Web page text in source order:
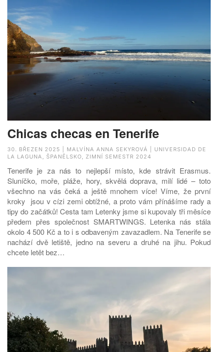
Chicas checas en Tenerife
30. BŘEZEN 2025 | MALVÍNA ANNA SEKYROVÁ | UNIVERSIDAD DE
LA LAGUNA, ŠPANĚLSKO, ZIMNÍ SEMESTR 2024
Tenerife je za nás to nejlepší místo, kde strávit Erasmus.
Sluníčko, moře, pláže, hory, skvělá doprava, milí lidé – toto
všechno na vás čeká a ještě mnohem více! Víme, že první
kroky jsou v cízi zemi obtížné, a proto vám přínášíme rady a
tipy do začátků! Cesta tam Letenky jsme si kupovaly tři měsíce
předem přes společnost SMARTWINGS. Letenka nás stála
okolo 4 500 Kč a to i s odbaveným zavazadlem. Na Tenerife se
nachází dvě letiště, jedno na severu a druhé na jihu. Pokud
chcete letět bez…